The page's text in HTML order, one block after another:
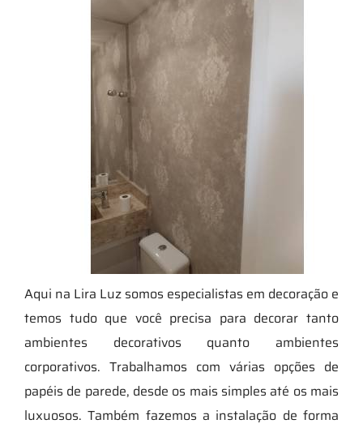
Aqui na Lira Luz somos especialistas em decoração e
temos tudo que você precisa para decorar tanto
ambientes decorativos quanto ambientes
corporativos. Trabalhamos com várias opções de
papéis de parede, desde os mais simples até os mais
luxuosos. Também fazemos a instalação de forma